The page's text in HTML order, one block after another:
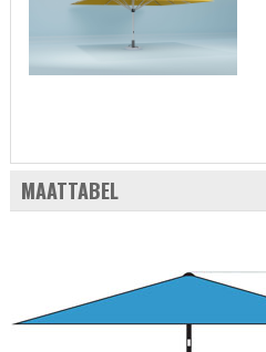
MAATTABEL